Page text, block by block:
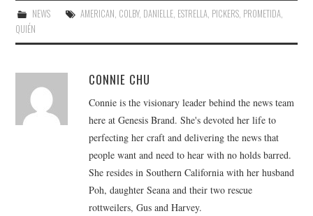
NEWS AMERICAN COLBY, DANIELLE, ESTRELLA, PICKERS, PROMETIDA,
QUIÉN
CONNIE CHU
Connie is the visionary leader behind the news team
here at Genesis Brand. She's devoted her life to
perfecting her craft and delivering the news that
people want and need to hear with no holds barred.
She resides in Southern California with her husband
Poh, daughter Seana and their two rescue
rottweilers, Gus and Harvey.